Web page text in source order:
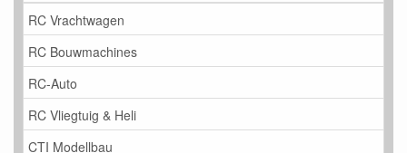
RC Vrachtwagen
RC Bouwmachines
RC-Auto
RC Vliegtuig & Heli
CTI Modellbau